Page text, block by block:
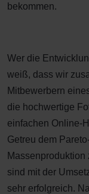
bekommen.
Wer die
weiß, dass wir
Mitbewerbern
die hochwertige
einfachen Online-
Getreu dem
sind mit der
sehr erfolgreich.